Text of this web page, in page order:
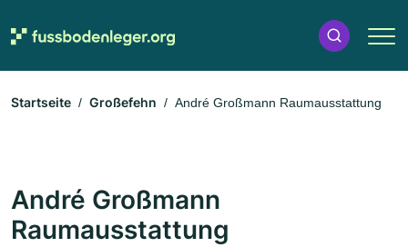
Startseite Großefehn André Großmann Raumausstattung
André Großmann
Raumausstattung